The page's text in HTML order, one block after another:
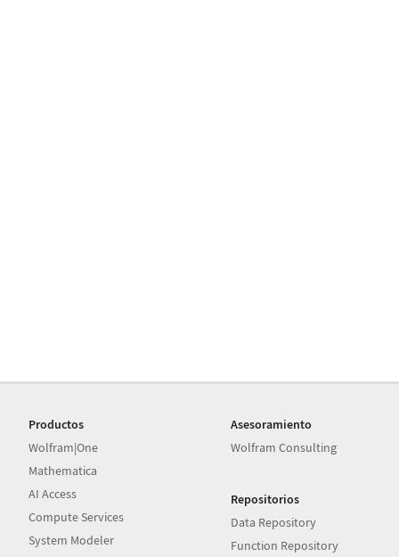
Productos
Wolfram|One
Mathematica
AI Access
Compute Services
System Modeler
Asesoramiento
Wolfram Consulting
Repositorios
Data Repository
Function Repository